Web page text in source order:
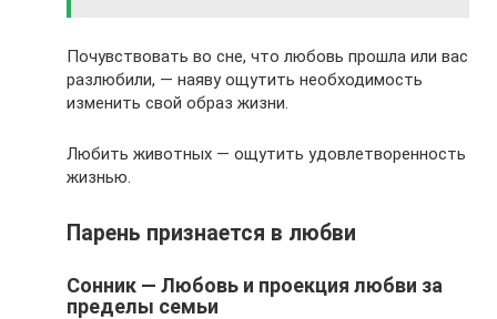
Почувствовать во сне, что любовь прошла или вас
разлюбили, — наяву ощутить необходимость
изменить свой образ жизни.
Любить животных — ощутить удовлетворенность
жизнью.
Парень признается в любви
Сонник — Любовь и проекция любви за
пределы семьи